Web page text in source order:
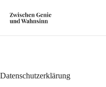
Inhalt
springen
Datenschutzerklärung